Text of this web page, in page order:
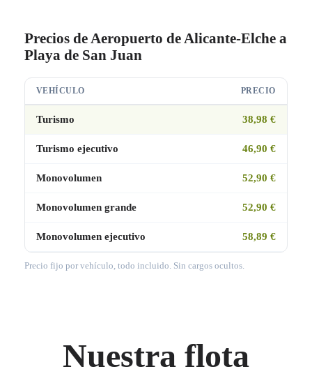
Precios de Aeropuerto de Alicante-Elche a
Playa de San Juan
VEHÍCULO PRECIO
Turismo 38,98 €
Turismo ejecutivo 46,90 €
Monovolumen 52,90 €
Monovolumen grande 52,90 €
Monovolumen ejecutivo 58,89 €
Precio fijo por vehículo, todo incluido. Sin cargos ocultos.
Nuestra flota